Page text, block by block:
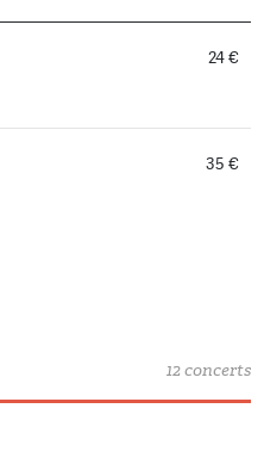
24 €
35 €
12 concerts